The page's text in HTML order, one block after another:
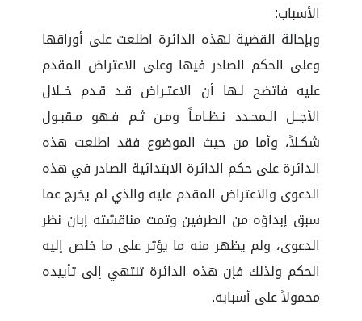
الأسباب:
وبإحالة القضية لهذه الدائرة اطلعت على أوراقها
وعلى الحكم الصادر فيها وعلى الاعتراض المقدم
عليه فاتضح لـها أن الاعتـراض قـد قـدم خــلال
الأجــل الـمحـدد نـظـامـاً ومـن ثـم فـهو مـقبـول
شكـلاً، وأما من حيث الموضوع فقد اطلعت هذه
الدائرة على حكم الدائرة الابتدائية الصادر في هذه
الدعوى والاعتراض المقدم عليه والذي لم يخرج عما
سبق إبداؤه من الطرفين وتمت مناقشته إبان نظر
الدعوى، ولم يظهر منه ما يؤثر على ما خلص إليه
الحكم ولذلك فإن هذه الدائرة تنتهي إلى تأييده
محمولاً على أسبابه.